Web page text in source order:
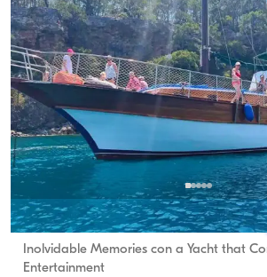
Kemer, Antalya
Inolvidable Memories con a Yacht that
Entertainment